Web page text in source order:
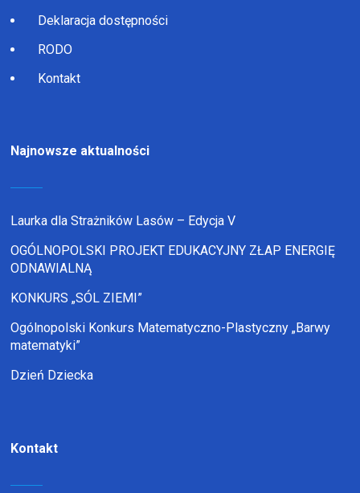
Deklaracja dostępności
RODO
Kontakt
Najnowsze aktualności
Laurka dla Strażników Lasów – Edycja V
OGÓLNOPOLSKI PROJEKT EDUKACYJNY ZŁAP ENERGIĘ
ODNAWIALNĄ
KONKURS „SÓL ZIEMI”
Ogólnopolski Konkurs Matematyczno-Plastyczny „Barwy
matematyki”
Dzień Dziecka
Kontakt